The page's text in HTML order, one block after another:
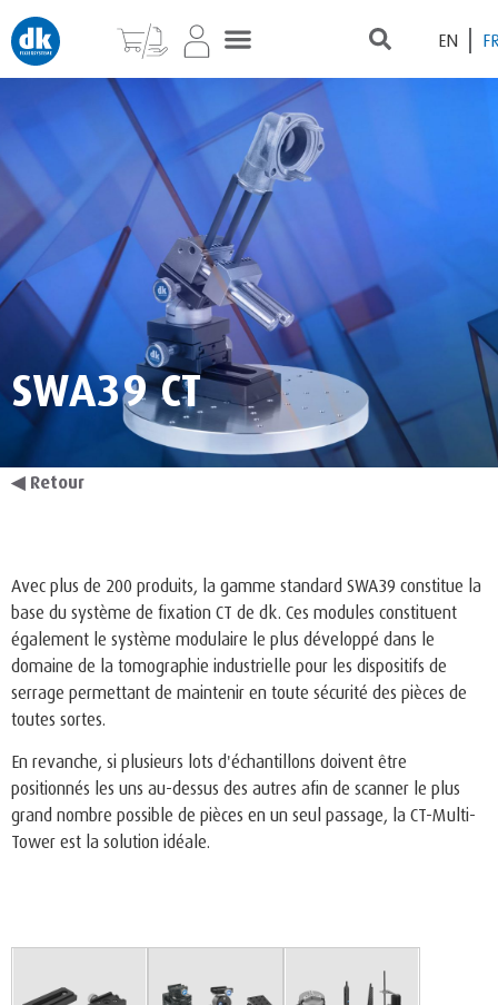
EN
SWA39 CT
◀ Retour
Avec plus de 200 produits, la gamme standard SWA39 constitue la
base du système de fixation CT de dk. Ces modules constituent
également le système modulaire le plus développé dans le
domaine de la tomographie industrielle pour les dispositifs de
serrage permettant de maintenir en toute sécurité des pièces de
toutes sortes.
En revanche, si plusieurs lots d'échantillons doivent être
positionnés les uns au-dessus des autres afin de scanner le plus
grand nombre possible de pièces en un seul passage, la CT-Multi-
Tower est la solution idéale.